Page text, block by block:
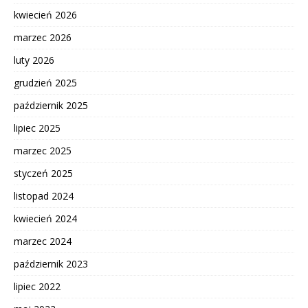
kwiecień 2026
marzec 2026
luty 2026
grudzień 2025
październik 2025
lipiec 2025
marzec 2025
styczeń 2025
listopad 2024
kwiecień 2024
marzec 2024
październik 2023
lipiec 2022